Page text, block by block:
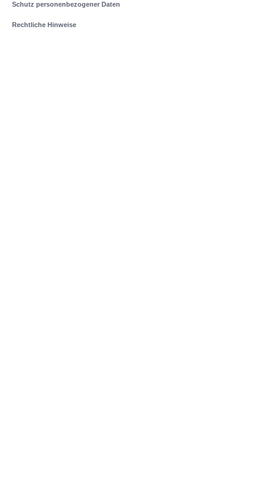
Schutz personenbezogener Daten
Rechtliche Hinweise